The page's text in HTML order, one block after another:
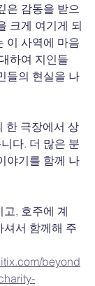
은 감동을 받으
크게 여기게 되
이 사역에 마음
하여 지인들
들의 현실을 나
한 극장에서 상
다. 더 많은 분
야기를 함께 나
고, 호주에 계
서 함께해 주
beyond